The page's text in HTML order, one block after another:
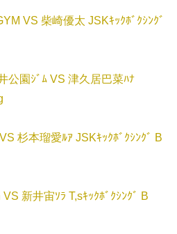
VS 柴崎優太 JSKｷｯｸﾎﾞｸｼﾝｸﾞ
公園ｼﾞﾑ VS 津久居巴菜ﾊﾅ
杉本瑠愛ﾙｱ JSKｷｯｸﾎﾞｸｼﾝｸﾞ B
新井宙ｿﾗ T,sｷｯｸﾎﾞｸｼﾝｸﾞ B